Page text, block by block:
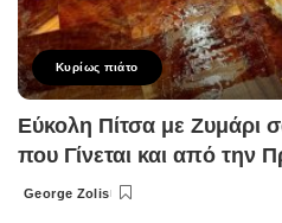
Κυρίως πιάτο
Εύκολη Πίτσα με Ζυμάρι
που Γίνεται και από την
Posted
George Zolis